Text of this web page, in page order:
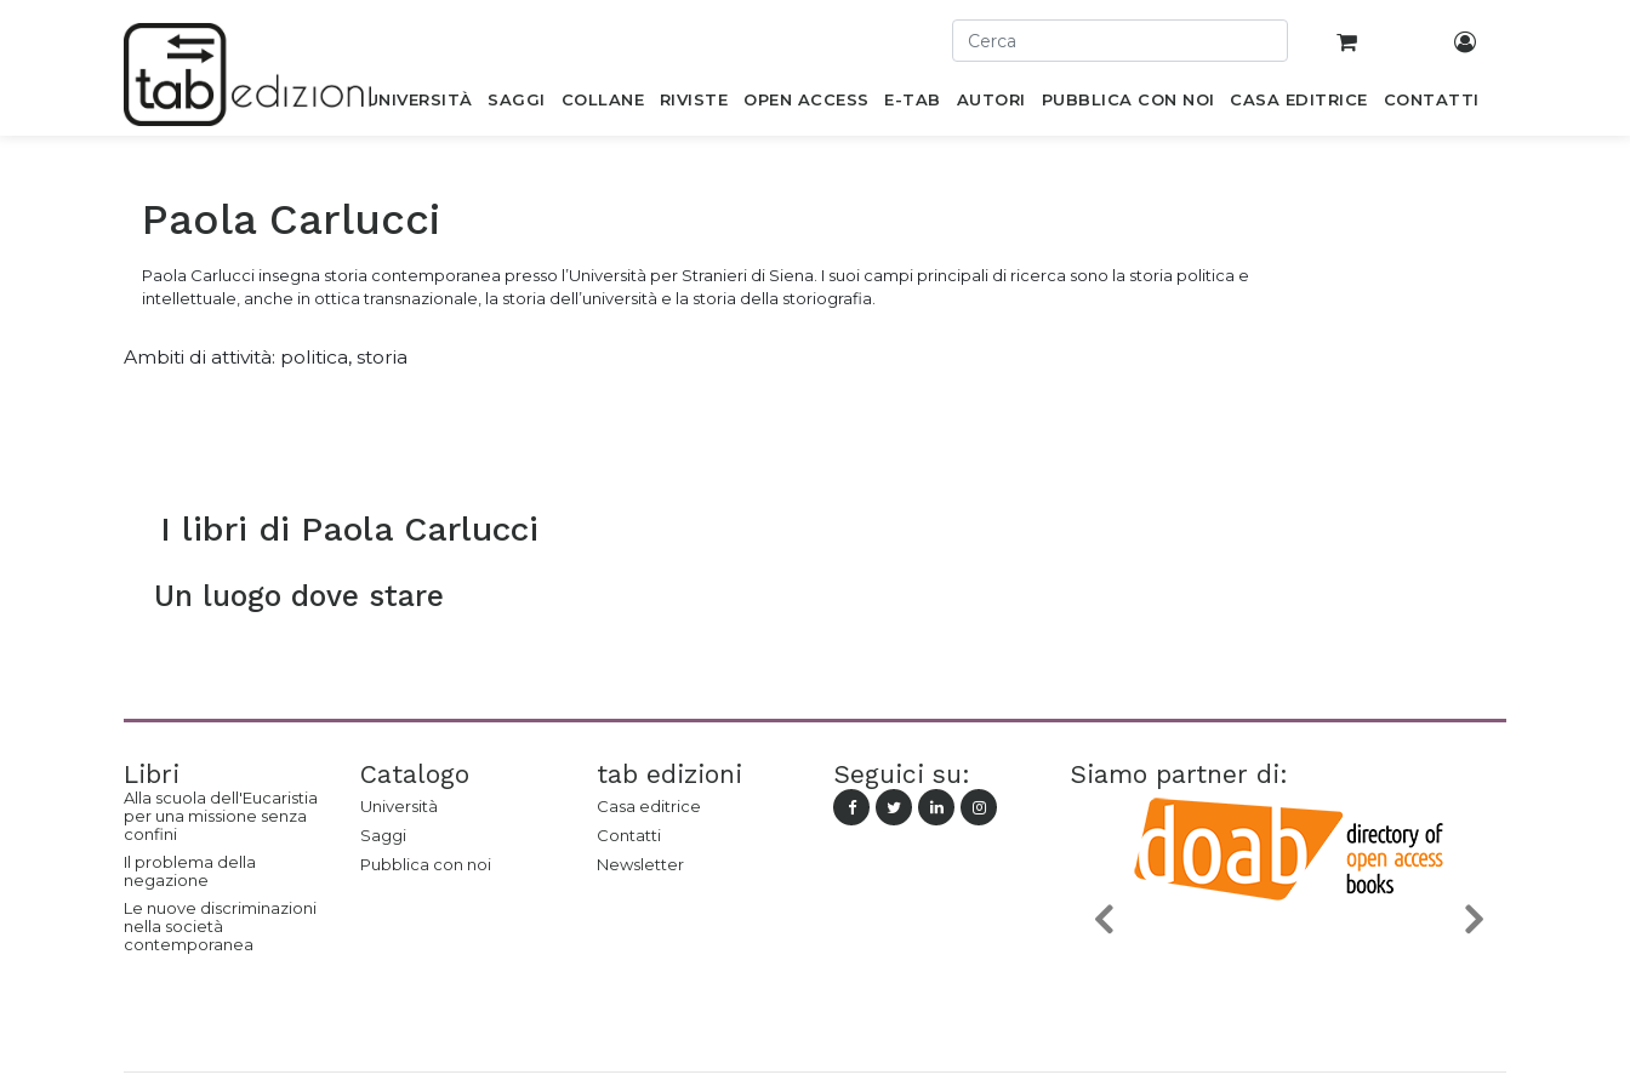
UNIVERSITÀ SAGGI COLLANE RIVISTE OPEN ACCESS E-TAB AUTORI PUBBLICA CON NOI CASA EDITRICE CONTATTI
Paola Carlucci
Paola Carlucci insegna storia contemporanea presso l’Università per Stranieri di Siena. I suoi campi principali di ricerca sono la storia politica e
intellettuale, anche in ottica transnazionale, la storia dell’università e la storia della storiografia.
Ambiti di attività: politica, storia
I libri di Paola Carlucci
Un luogo dove stare
Libri
Alla scuola dell'Eucaristia
per una missione senza
confini
Il problema della
negazione
Le nuove discriminazioni
nella società
contemporanea
Catalogo
Università
Saggi
Pubblica con noi
tab edizioni
Casa editrice
Contatti
Newsletter
Seguici su: Siamo partner di: